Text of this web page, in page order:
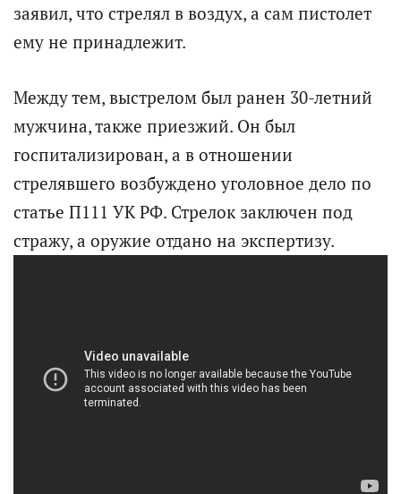
заявил, что стрелял в воздух, а сам пистолет
ему не принадлежит.
Между тем, выстрелом был ранен 30-летний
мужчина, также приезжий. Он был
госпитализирован, а в отношении
стрелявшего возбуждено уголовное дело по
статье П111 УК РФ. Стрелок заключен под
стражу, а оружие отдано на экспертизу.